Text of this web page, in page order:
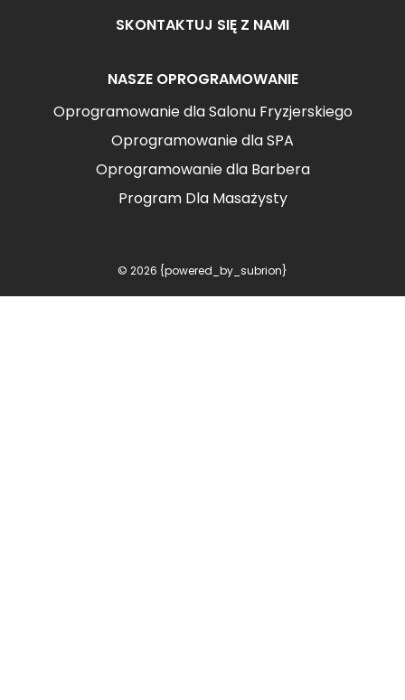
SKONTAKTUJ SIĘ Z NAMI
NASZE OPROGRAMOWANIE
Oprogramowanie dla Salonu Fryzjerskiego
Oprogramowanie dla SPA
Oprogramowanie dla Barbera
Program Dla Masażysty
© 2026 {powered_by_subrion}